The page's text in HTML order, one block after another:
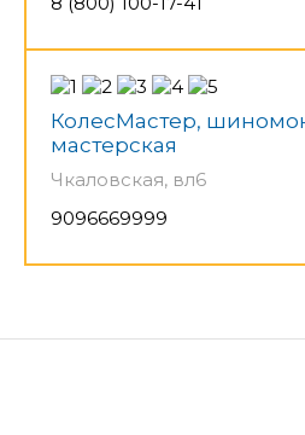
КолесМастер,
мастерская
Чкаловская, вл6
9096669999